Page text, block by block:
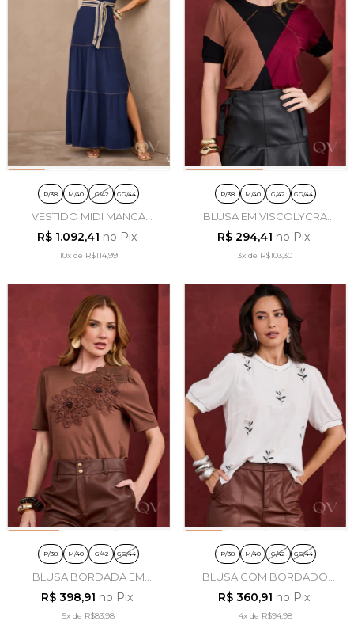
P/38 M/40 G/42 GG/44
VESTIDO MIDI MANGA
LONGA EM POLIÉSTER
MARINHO - ARTSY
R$ 1.092,41 no Pix
10x de R$114,99
P/38 M/40 G/42 GG/44
BLUSA EM VISCOLYCRA
PRETO - ARTSY
R$ 294,41 no Pix
3x de R$103,30
P/38 M/40 G/42 GG/44
BLUSA BORDADA EM
VISCOLYCRA MARROM -
ARTSY
R$ 398,91 no Pix
5x de R$83,98
P/38 M/40 G/42 GG/44
BLUSA COM BORDADO
FLORAL EM VISCOLYCRA
OFF WHITE - ARTSY
R$ 360,91 no Pix
4xde R$94,98